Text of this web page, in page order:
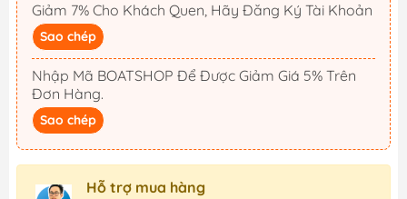
Giảm 7% Cho Khách Quen, Hãy Đăng Ký Tài Khoản
Sao chép
Nhập Mã BOATSHOP Để Được Giảm Giá 5% Trên
Đơn Hàng.
Sao chép
Hỗ trợ mua hàng